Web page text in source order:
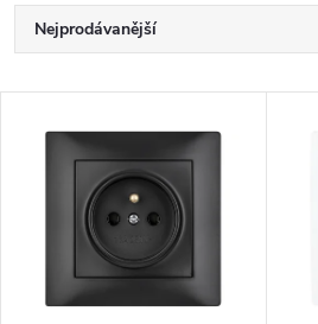
Ř
a
Nejprodávanější
Abecedně
V